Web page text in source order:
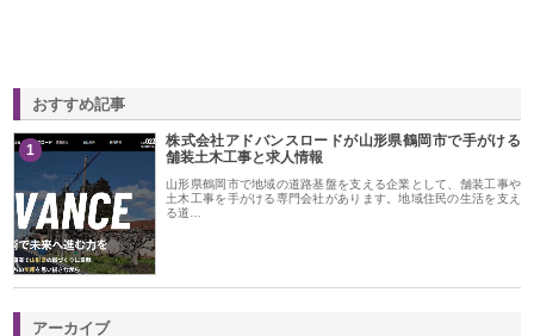
おすすめ記事
1
株式会社アドバンスロードが山形県鶴岡市で手がける
舗装土木工事と求人情報
山形県鶴岡市で地域の道路基盤を支える企業として、舗装工事や
土木工事を手がける専門会社があります。地域住民の生活を支え
る道…
アーカイブ